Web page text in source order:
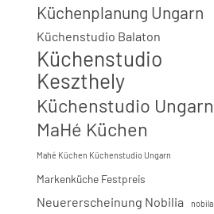
Küchenplanung Ungarn
Küchenstudio Balaton
Küchenstudio
Keszthely
Küchenstudio Ungarn
MaHé Küchen
Mahé Küchen Küchenstudio Ungarn
Markenküche Festpreis
Neuererscheinung Nobilia nobila